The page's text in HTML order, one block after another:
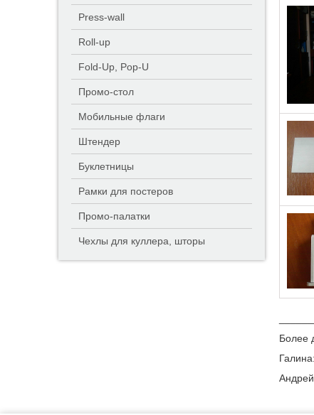
Press-wall
Roll-up
Fold-Up, Pop-U
Промо-стол
Мобильные флаги
Штендер
Буклетницы
Рамки для постеров
Промо-палатки
Чехлы для куллера, шторы
Более